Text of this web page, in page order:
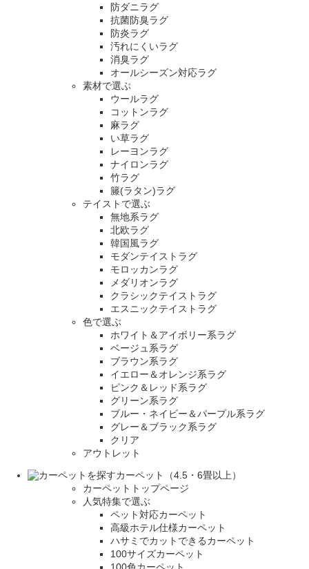
防ダニラグ
抗菌防臭ラグ
防炎ラグ
汚れにくいラグ
消臭ラグ
オールシーズン対応ラグ
素材で選ぶ
ウールラグ
コットンラグ
麻ラグ
い草ラグ
レーヨンラグ
ナイロンラグ
竹ラグ
籐(ラタン)ラグ
テイストで選ぶ
無地系ラグ
北欧ラグ
韓国風ラグ
モダンテイストラグ
モロッカンラグ
メダリオンラグ
クラシックテイストラグ
エスニックテイストラグ
色で選ぶ
ホワイト＆アイボリー系ラグ
ベージュ系ラグ
ブラウン系ラグ
イエロー＆オレンジ系ラグ
ピンク＆レッド系ラグ
グリーン系ラグ
ブルー・ネイビー＆パープル系ラグ
グレー＆ブラック系ラグ
クリア
アウトレット
カーペット（4.5・6畳以上）
カーペットトップページ
人気特集で選ぶ
ペット対応カーペット
高級ホテル仕様カーペット
ハサミでカットできるカーペット
100サイズカーペット